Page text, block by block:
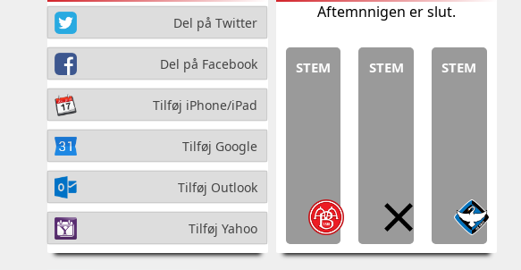
Del på Twitter
Del på Facebook
Tilføj iPhone/iPad
Tilføj Google
Tilføj Outlook
Tilføj Yahoo
Aftemnnigen er slut.
STEM STEM STEM